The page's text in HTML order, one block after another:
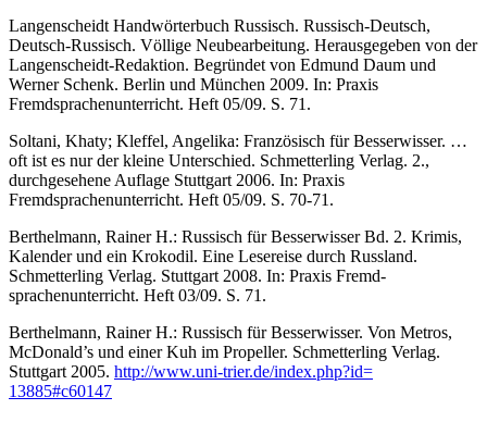
Langenscheidt Handwörterbuch Russisch. Russisch-Deutsch,
Deutsch-Russisch. Völlige Neu­bearbeitung. Herausgegeben von der
Langenscheidt-Redaktion. Begründet von Ed­mund Daum und
Werner Schenk. Berlin und München 2009. In: Praxis
Fremdsprachenun­ter­richt. Heft 05/09. S. 71.
Soltani, Khaty; Kleffel, Angelika: Französisch für Besserwisser. …
oft ist es nur der klei­ne Unterschied. Schmetterling Verlag. 2.,
durchgesehene Auflage Stuttgart 2006. In: Pra­xis
Fremdsprachenunterricht. Heft 05/09. S. 70-71.
Berthelmann, Rainer H.: Russisch für Besserwisser Bd. 2. Krimis,
Kalender und ein Kro­ko­dil. Eine Lesereise durch Russland.
Schmetterling Verlag. Stuttgart 2008. In: Praxis Fremd­
sprachenunterricht. Heft 03/09. S. 71.
Berthelmann, Rainer H.: Russisch für Besserwisser. Von Metros,
McDonald’s und einer Kuh im Propeller. Schmetterling Verlag.
Stuttgart 2005. http://www.uni-trier.de/index.php?id=
13885#c60147